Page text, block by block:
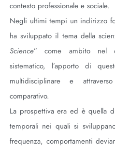
contesto professionale e sociale.
Negli ultimi tempi un indirizzo
ha sviluppato il tema della
Science” come ambito nel
sistematico, l’apporto di
multidisciplinare e
comparativo.
La prospettiva era ed è quella
temporali nei quali si
frequenza, comportamenti